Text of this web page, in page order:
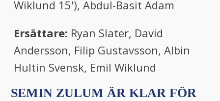
Wiklund 15'), Abdul-Basit Adam
Ersättare: Ryan Slater, David
Andersson, Filip Gustavsson, Albin
Hultin Svensk, Emil Wiklund
SEMIN ZULUM ÄR KLAR FÖR